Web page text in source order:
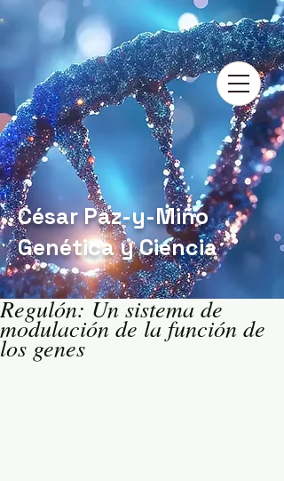
César Paz-y-Miño
Genética y Ciencia
Regulón: Un sistema de
modulación de la función de
los genes